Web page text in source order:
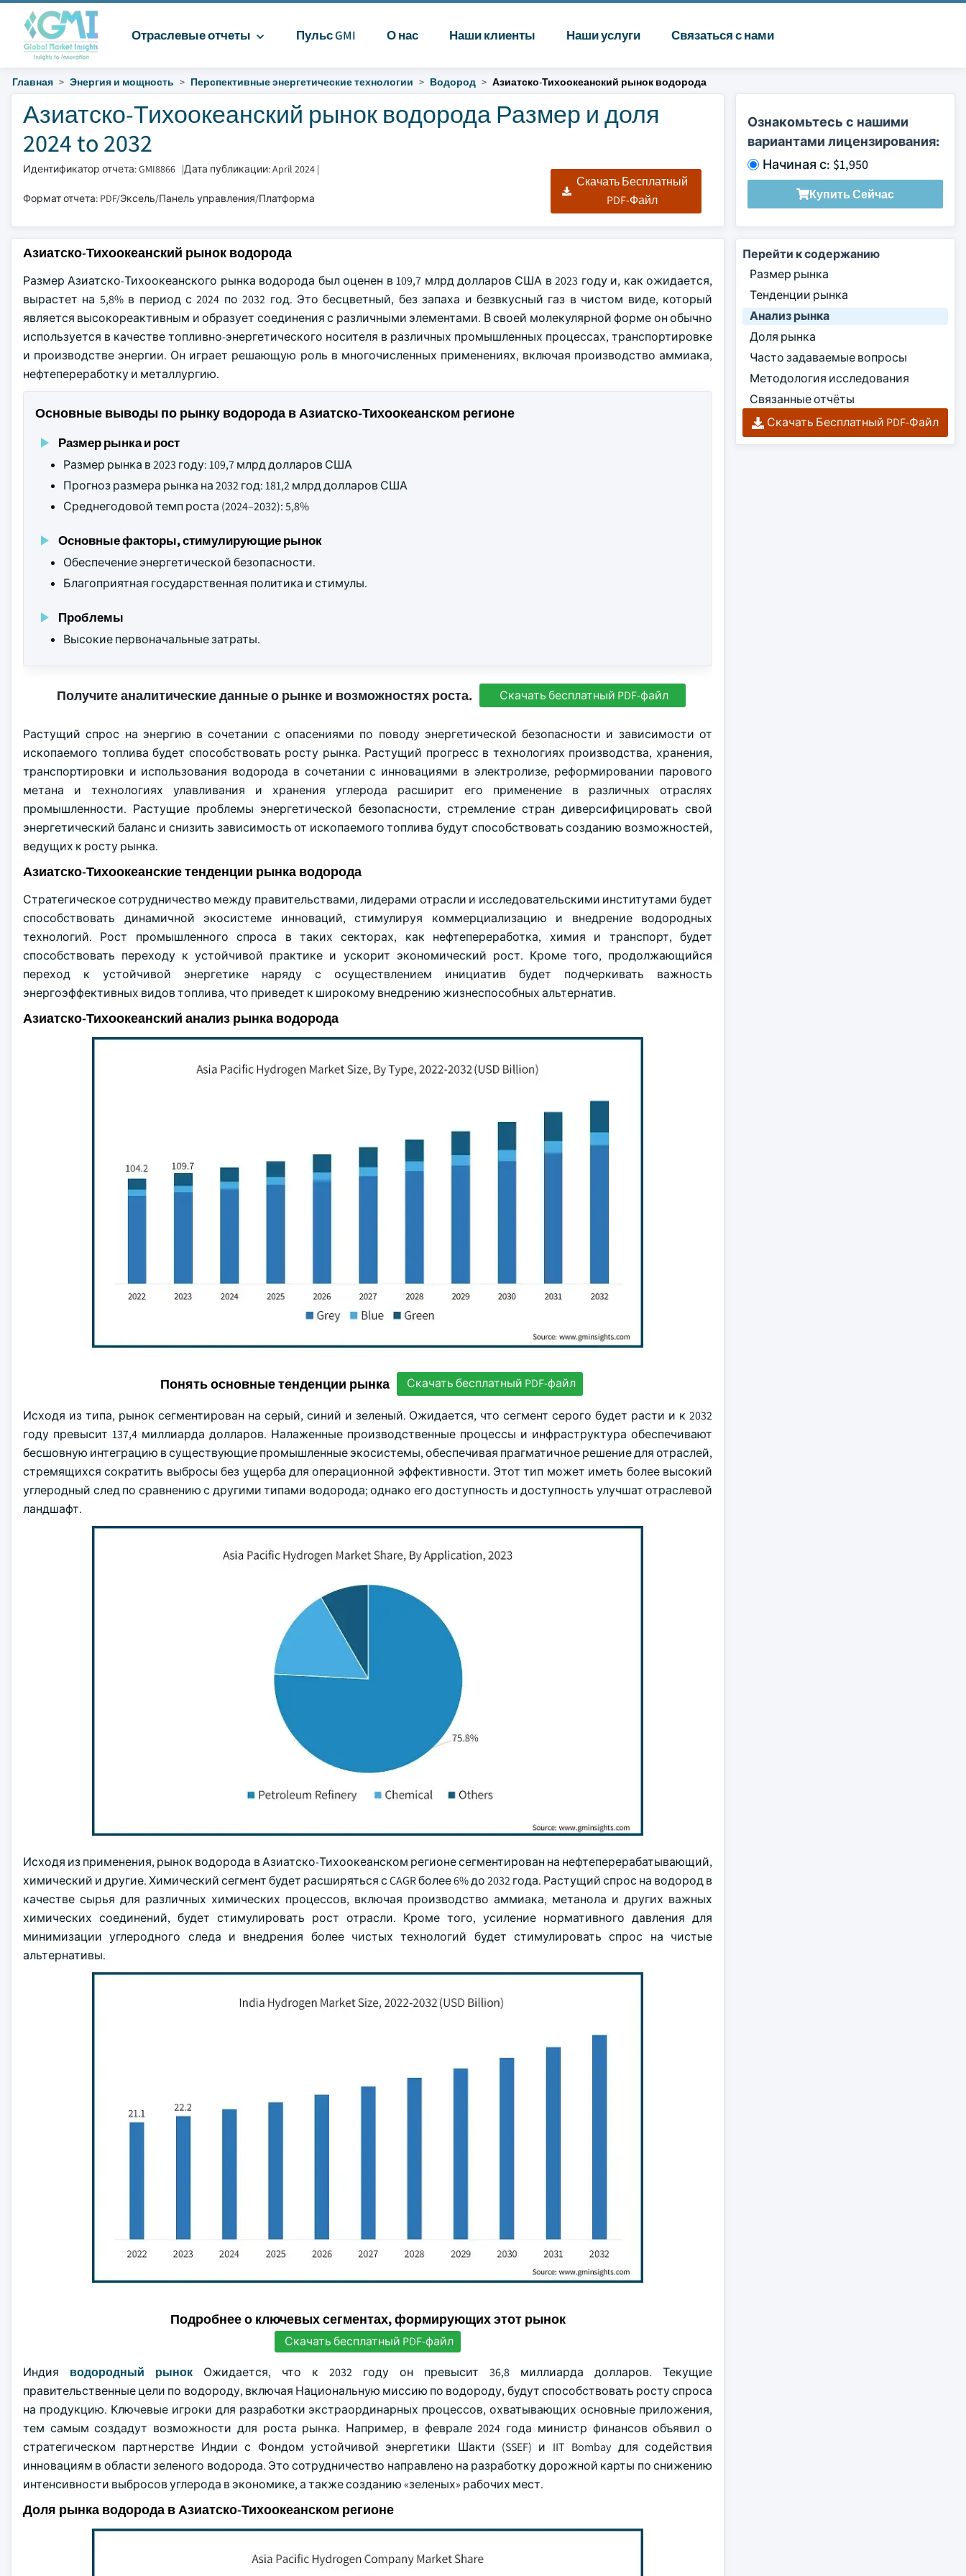
Отраслевые отчеты Пульс GMI О нас Наши клиенты Наши услуги Связаться с нами
Главная Энергия и мощность Перспективные энергетические технологии Водород Азиатско-Тихоокеанский рынок водорода
Азиатско-Тихоокеанский рынок водорода Размер и доля
2024 to 2032
Идентификатор отчета: GMI8866 |Дата публикации: April 2024 |
Формат отчета: PDF/Эксель/Панель управления/Платформа
Скачать Бесплатный
PDF-Файл
Ознакомьтесь с нашими
вариантами лицензирования:
Начиная с: $1,950
Купить Сейчас
Азиатско-Тихоокеанский рынок водорода
Размер Азиатско-Тихоокеанского рынка водорода был оценен в 109,7 млрд долларов США в 2023 году и, как ожидается,
вырастет на 5,8% в период с 2024 по 2032 год. Это бесцветный, без запаха и безвкусный газ в чистом виде, который
является высокореактивным и образует соединения с различными элементами. В своей молекулярной форме он обычно
используется в качестве топливно-энергетического носителя в различных промышленных процессах, транспортировке
и производстве энергии. Он играет решающую роль в многочисленных применениях, включая производство аммиака,
нефтепереработку и металлургию.
Основные выводы по рынку водорода в Азиатско-Тихоокеанском регионе
Размер рынка и рост
Размер рынка в 2023 году: 109,7 млрд долларов США
Прогноз размера рынка на 2032 год: 181,2 млрд долларов США
Среднегодовой темп роста (2024–2032): 5,8%
Основные факторы, стимулирующие рынок
Обеспечение энергетической безопасности.
Благоприятная государственная политика и стимулы.
Проблемы
Высокие первоначальные затраты.
Получите аналитические данные о рынке и возможностях роста. Скачать бесплатный PDF-файл
Растущий спрос на энергию в сочетании с опасениями по поводу энергетической безопасности и зависимости от
ископаемого топлива будет способствовать росту рынка. Растущий прогресс в технологиях производства, хранения,
транспортировки и использования водорода в сочетании с инновациями в электролизе, реформировании парового
метана и технологиях улавливания и хранения углерода расширит его применение в различных отраслях
промышленности. Растущие проблемы энергетической безопасности, стремление стран диверсифицировать свой
энергетический баланс и снизить зависимость от ископаемого топлива будут способствовать созданию возможностей,
ведущих к росту рынка.
Азиатско-Тихоокеанские тенденции рынка водорода
Стратегическое сотрудничество между правительствами, лидерами отрасли и исследовательскими институтами будет
способствовать динамичной экосистеме инноваций, стимулируя коммерциализацию и внедрение водородных
технологий. Рост промышленного спроса в таких секторах, как нефтепереработка, химия и транспорт, будет
способствовать переходу к устойчивой практике и ускорит экономический рост. Кроме того, продолжающийся
переход к устойчивой энергетике наряду с осуществлением инициатив будет подчеркивать важность
энергоэффективных видов топлива, что приведет к широкому внедрению жизнеспособных альтернатив.
Азиатско-Тихоокеанский анализ рынка водорода
Понять основные тенденции рынка Скачать бесплатный PDF-файл
Исходя из типа, рынок сегментирован на серый, синий и зеленый. Ожидается, что сегмент серого будет расти и к 2032
году превысит 137,4 миллиарда долларов. Налаженные производственные процессы и инфраструктура обеспечивают
бесшовную интеграцию в существующие промышленные экосистемы, обеспечивая прагматичное решение для отраслей,
стремящихся сократить выбросы без ущерба для операционной эффективности. Этот тип может иметь более высокий
углеродный след по сравнению с другими типами водорода; однако его доступность и доступность улучшат отраслевой
ландшафт.
Исходя из применения, рынок водорода в Азиатско-Тихоокеанском регионе сегментирован на нефтеперерабатывающий,
химический и другие. Химический сегмент будет расширяться с CAGR более 6% до 2032 года. Растущий спрос на водород в
качестве сырья для различных химических процессов, включая производство аммиака, метанола и других важных
химических соединений, будет стимулировать рост отрасли. Кроме того, усиление нормативного давления для
минимизации углеродного следа и внедрения более чистых технологий будет стимулировать спрос на чистые
альтернативы.
Подробнее о ключевых сегментах, формирующих этот рынок
Скачать бесплатный PDF-файл
Индия водородный рынок Ожидается, что к 2032 году он превысит 36,8 миллиарда долларов. Текущие
правительственные цели по водороду, включая Национальную миссию по водороду, будут способствовать росту спроса
на продукцию. Ключевые игроки для разработки экстраординарных процессов, охватывающих основные приложения,
тем самым создадут возможности для роста рынка. Например, в феврале 2024 года министр финансов объявил о
стратегическом партнерстве Индии с Фондом устойчивой энергетики Шакти (SSEF) и IIT Bombay для содействия
инновациям в области зеленого водорода. Это сотрудничество направлено на разработку дорожной карты по снижению
интенсивности выбросов углерода в экономике, а также созданию «зеленых» рабочих мест.
Доля рынка водорода в Азиатско-Тихоокеанском регионе
Перейти к содержанию
Размер рынка
Тенденции рынка
Анализ рынка
Доля рынка
Часто задаваемые вопросы
Методология исследования
Связанные отчёты
Скачать Бесплатный PDF-Файл